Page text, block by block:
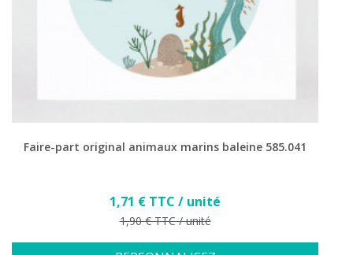
Faire-part original animaux marins baleine 585.041
Prix
1,71 € TTC / unité
Prix de base
1,90 € TTC / unité